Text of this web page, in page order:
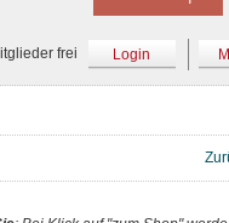
frei Login